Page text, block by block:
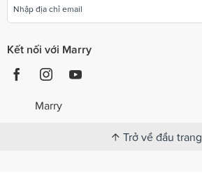
Kết nối với Marry
Marry
Trở về đầu trang